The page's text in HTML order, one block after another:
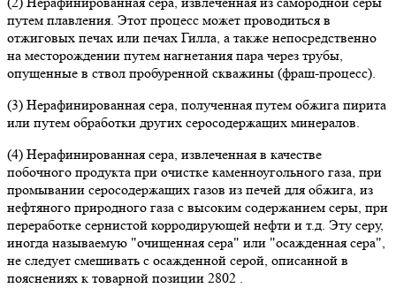
путем плавления. Этот процесс может проводиться в
отжиговых печах или печах Гилла, а также непосредственно
на месторождении путем нагнетания пара через трубы,
опущенные в ствол пробуренной скважины (фраш-процесс).
(3) Нерафинированная сера, полученная путем обжига пирита
или путем обработки других серосодержащих минералов.
(4) Нерафинированная сера, извлеченная в качестве
побочного продукта при очистке каменноугольного газа, при
промывании серосодержащих газов из печей для обжига, из
нефтяного природного газа с высоким содержанием серы, при
переработке сернистой корродирующей нефти и т.д. Эту серу,
иногда называемую "очищенная сера" или "осажденная сера",
не следует смешивать с осажденной серой, описанной в
пояснениях к товарной позиции 2802 .